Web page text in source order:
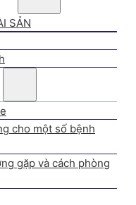
SẢN
cho một số bệnh
gặp và cách phòng